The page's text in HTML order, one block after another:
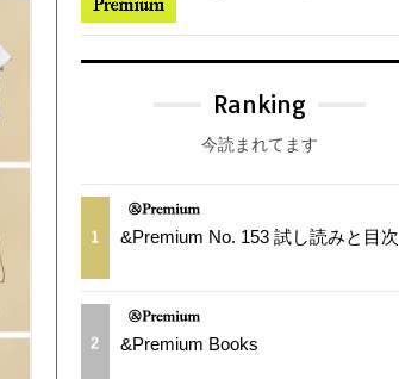
Ranking
今読まれてます
1 &Premium No. 153 試し読みと目次
2 &Premium Books